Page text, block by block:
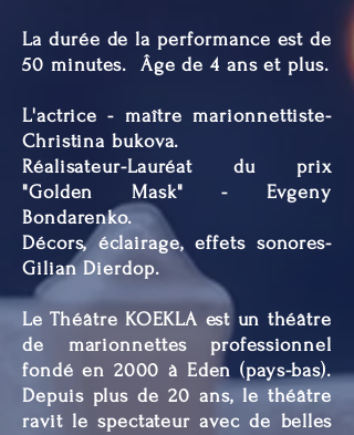
La durée de la performance est de
50 minutes. Âge de 4 ans et plus.
L'actrice - maître marionnettiste-
Christina bukova.
Réalisateur-Lauréat du prix
"Golden Mask" - Evgeny
Bondarenko.
Décors, éclairage, effets sonores-
Gilian Dierdop.
Le Théâtre KOEKLA est un théâtre
de marionnettes professionnel
fondé en 2000 à Eden (pays-bas).
Depuis plus de 20 ans, le théâtre
ravit le spectateur avec de belles